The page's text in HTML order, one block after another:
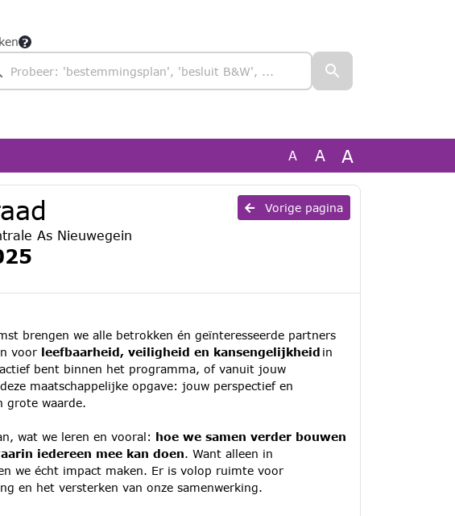
A A A
Vorige pagina
As Nieuwegein
brengen we alle betrokken én geïnteresseerde partners
voor leefbaarheid, veiligheid en kansengelijkheid in
bent binnen het programma, of vanuit jouw
maatschappelijke opgave: jouw perspectief en
grote waarde.
wat we leren en vooral: hoe we samen verder bouwen
iedereen mee kan doen. Want alleen in
we écht impact maken. Er is volop ruimte voor
en het versterken van onze samenwerking.